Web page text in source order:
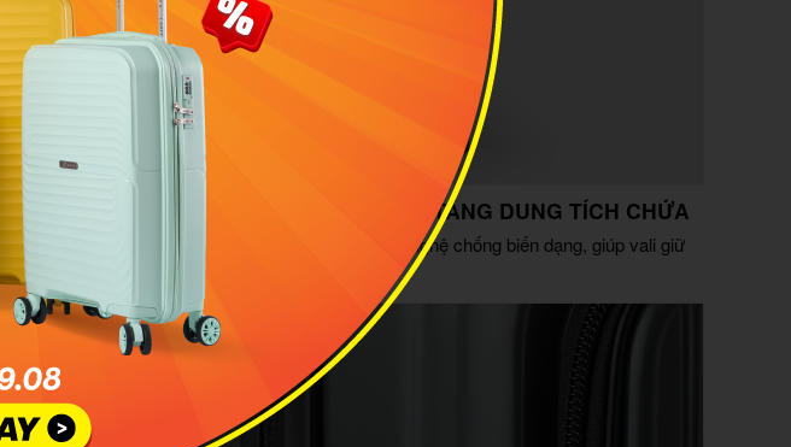
DÂY KÉO NỚI RỘNG KHÔNG BIẾN DẠNG - TĂNG DUNG TÍCH CHỨA
Dây kéo mở rộng thêm khoảng 4 cm, ứng dụng công nghệ chống biến dạng, giúp vali giữ
nguyên hình dáng dù chứa đầy hoặc đặt nằm ngang.